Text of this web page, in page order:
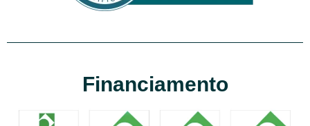
Financiamento